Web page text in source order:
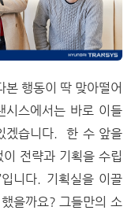
본 행동이 딱 맞아떨어
시스에서는 바로 이들
겠습니다.한 수 앞을
전략과 기획을 수립
니다. 기획실을 이끌
했을까요?그들만의 소